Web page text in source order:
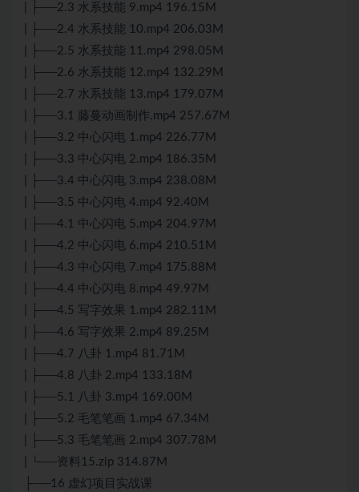
| ├──2.3 水系技能 9.mp4 196.15M
| ├──2.4 水系技能 10.mp4 206.03M
| ├──2.5 水系技能 11.mp4 298.05M
| ├──2.6 水系技能 12.mp4 132.29M
| ├──2.7 水系技能 13.mp4 179.07M
| ├──3.1 藤蔓动画制作.mp4 257.67M
| ├──3.2 中心闪电 1.mp4 226.77M
| ├──3.3 中心闪电 2.mp4 186.35M
| ├──3.4 中心闪电 3.mp4 238.08M
| ├──3.5 中心闪电 4.mp4 92.40M
| ├──4.1 中心闪电 5.mp4 204.97M
| ├──4.2 中心闪电 6.mp4 210.51M
| ├──4.3 中心闪电 7.mp4 175.88M
| ├──4.4 中心闪电 8.mp4 49.97M
| ├──4.5 写字效果 1.mp4 282.11M
| ├──4.6 写字效果 2.mp4 89.25M
| ├──4.7 八卦 1.mp4 81.71M
| ├──4.8 八卦 2.mp4 133.18M
| ├──5.1 八卦 3.mp4 169.00M
| ├──5.2 毛笔笔画 1.mp4 67.34M
| ├──5.3 毛笔笔画 2.mp4 307.78M
| └──资料15.zip 314.87M
├──16 虚幻项目实战课